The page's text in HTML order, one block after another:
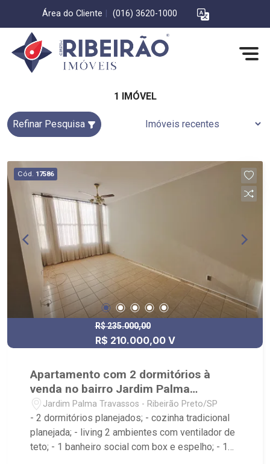
Área do Cliente (016) 3620-1000
1 IMÓVEL
Refinar Pesquisa
Cód. 17586
R$ 235.000,00
R$ 210.000,00 V
Apartamento com 2 dormitórios à
venda no bairro Jardim Palma
Travassos
Jardim Palma Travassos - Ribeirão Preto/SP
- 2 dormitórios planejados; - cozinha tradicional
planejada; - living 2 ambientes com ventilador de
teto; - 1 banheiro social com box e espelho; - 1